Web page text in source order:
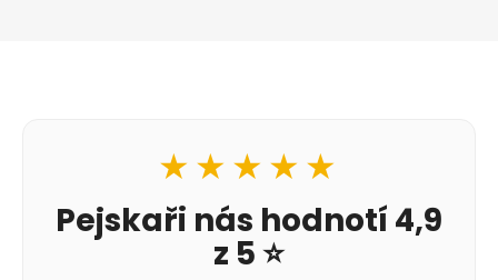
★★★★★
Pejskaři nás hodnotí 4,9
z 5 ⭐